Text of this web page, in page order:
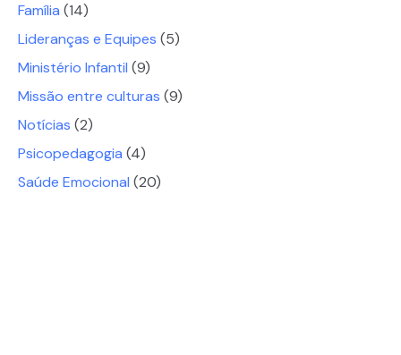
Família (14)
Lideranças e Equipes (5)
Ministério Infantil (9)
Missão entre culturas (9)
Notícias (2)
Psicopedagogia (4)
Saúde Emocional (20)